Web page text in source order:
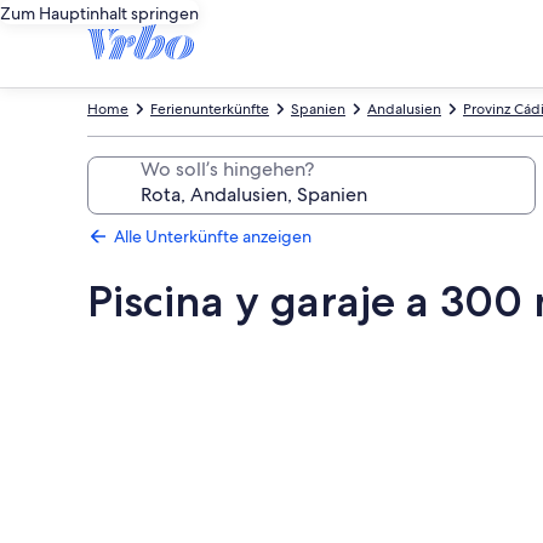
Zum Hauptinhalt springen
Provinz
Andalusien
Spanien
Ferienunterkünfte
Home
Wo soll’s hingehen?
Alle Unterkünfte anzeigen
Piscina y garaje a 300